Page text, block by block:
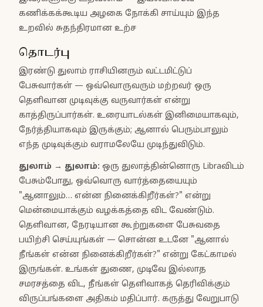
கணிக்கக்கூடிய அழகை நோக்கி சாய்யும் இந்த
உறவில் சுதந்திரமான உற்ச
தொடர்பு
இரண்டு துலாம் ராசியினரும் வட்டமிட்டுப்
பேசுவார்கள் — ஒவ்வொருவரும் மற்றவர் ஒரு
தெளிவான முடிவுக்கு வருவார்கள் என்று
காத்திருப்பார்கள். உரையாடல்கள் இனிமையாகவும்,
நேர்த்தியாகவும் இருக்கும்; ஆனால் பெரும்பாலும்
எந்த முடிவுக்கும் வராமலேயே முடிந்துவிடும்.
துலாம் → துலாம்: ஒரு துலாத்தின்னொரு Libraவிடம்
பேசும்போது, ஒவ்வொரு வார்த்தையையும்
"ஆனாலும்… என்ன நினைக்கிறீர்கள்?" என்று
மென்மையாக்கும் வழக்கத்தை விட வேண்டும்.
தெளிவான, நேரடியான கூற்றுகளை பேசுவதை
பயிற்சி செய்யுங்கள் — சொன்ன உடனே "ஆனால்
நீங்கள் என்ன நினைக்கிறீர்கள்?" என்று கேட்காமல்
இருங்கள். உங்கள் துணை, முடிவே இல்லாத
சமரசத்தை விட, நீங்கள் தெளிவாகத் தெரிவிக்கும்
விருப்பங்களை அதிகம் மதிப்பார். கருத்து வேறுபாடு